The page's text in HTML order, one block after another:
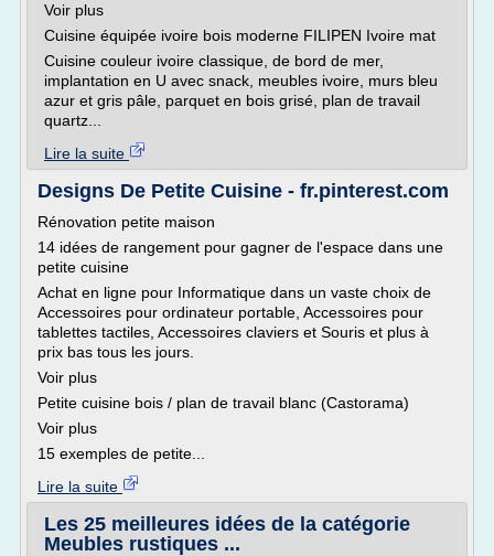
Voir plus
Cuisine équipée ivoire bois moderne FILIPEN Ivoire mat
Cuisine couleur ivoire classique, de bord de mer,
implantation en U avec snack, meubles ivoire, murs bleu
azur et gris pâle, parquet en bois grisé, plan de travail
quartz...
Lire la suite
Designs De Petite Cuisine - fr.pinterest.com
Rénovation petite maison
14 idées de rangement pour gagner de l'espace dans une
petite cuisine
Achat en ligne pour Informatique dans un vaste choix de
Accessoires pour ordinateur portable, Accessoires pour
tablettes tactiles, Accessoires claviers et Souris et plus à
prix bas tous les jours.
Voir plus
Petite cuisine bois / plan de travail blanc (Castorama)
Voir plus
15 exemples de petite...
Lire la suite
Les 25 meilleures idées de la catégorie
Meubles rustiques ...